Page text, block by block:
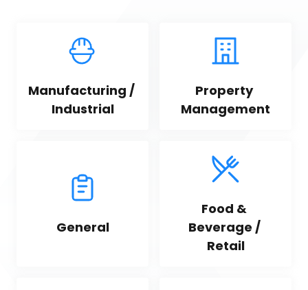
Manufacturing /
Industrial
Property
Management
General
Food &
Beverage /
Retail